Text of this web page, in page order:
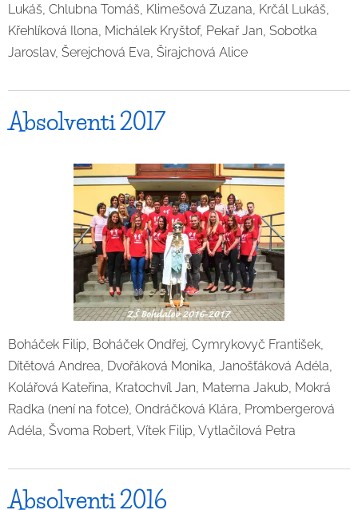
Lukáš, Chlubna Tomáš, Klimešová Zuzana, Krčál Lukáš,
Křehlíková Ilona, Michálek Kryštof, Pekař Jan, Sobotka
Jaroslav, Šerejchová Eva, Širajchová Alice
Absolventi 2017
Boháček Filip, Boháček Ondřej, Cymrykovyč František,
Dítětová Andrea, Dvořáková Monika, Janošťáková Adéla,
Kolářová Kateřina, Kratochvíl Jan, Materna Jakub, Mokrá
Radka (není na fotce), Ondráčková Klára, Prombergerová
Adéla, Švoma Robert, Vítek Filip, Vytlačilová Petra
Absolventi 2016